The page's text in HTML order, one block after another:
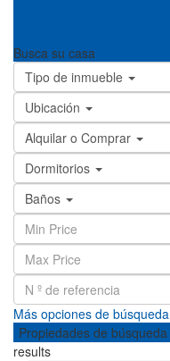
Busca su casa
Tipo de inmueble
Ubicación
Alquilar o Comprar
Dormitorios
Baños
Más opciones de búsqueda
Propiedades de búsqueda
results